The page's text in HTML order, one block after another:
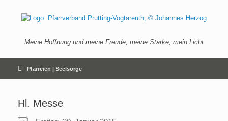
springen
Meine Hoffnung und meine Freude, meine Stärke, mein Licht
Pfarreien | Seelsorge
Hl. Messe